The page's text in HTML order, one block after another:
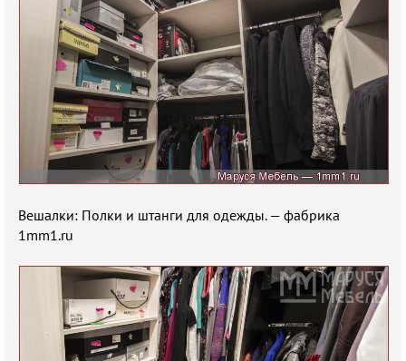
Вешалки: Полки и штанги для одежды. — фабрика
1mm1.ru